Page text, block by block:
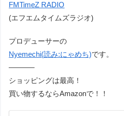
FMTimeZ RADIO
(エフエムタイムズラジオ)
プロデューサーの
Nyemechi(読み:にゃめち)です。
———–
ショッピングは最高！
買い物するならAmazonで！！